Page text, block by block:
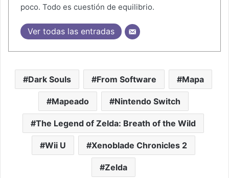
poco. Todo es cuestión de equilibrio.
Ver todas las entradas
Dark Souls From Software Mapa
Mapeado Nintendo Switch
The Legend of Zelda: Breath of the Wild
Wii U Xenoblade Chronicles 2
Zelda